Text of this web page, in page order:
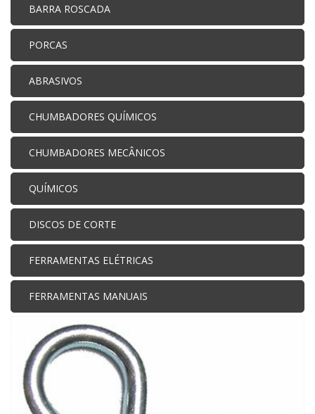
BARRA ROSCADA
PORCAS
ABRASIVOS
CHUMBADORES QUÍMICOS
CHUMBADORES MECÂNICOS
QUÍMICOS
DISCOS DE CORTE
FERRAMENTAS ELÉTRICAS
FERRAMENTAS MANUAIS